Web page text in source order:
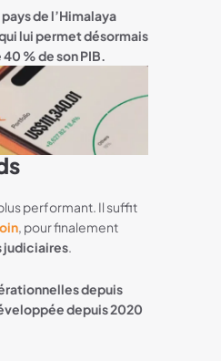
de l’Himalaya
lui permet désormais
% de son PIB.
performant. Il suffit
, pour finalement
judiciaires.
depuis
depuis 2020